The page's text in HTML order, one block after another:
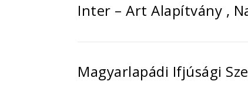
Inter – Art Alapítvány ,
Magyarlapádi Ifjúsági